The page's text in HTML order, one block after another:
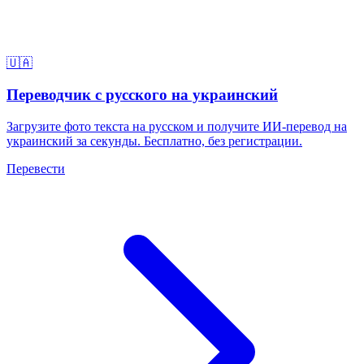
🇺🇦
Переводчик с русского на украинский
Загрузите фото текста на русском и получите ИИ-перевод на
украинский за секунды. Бесплатно, без регистрации.
Перевести